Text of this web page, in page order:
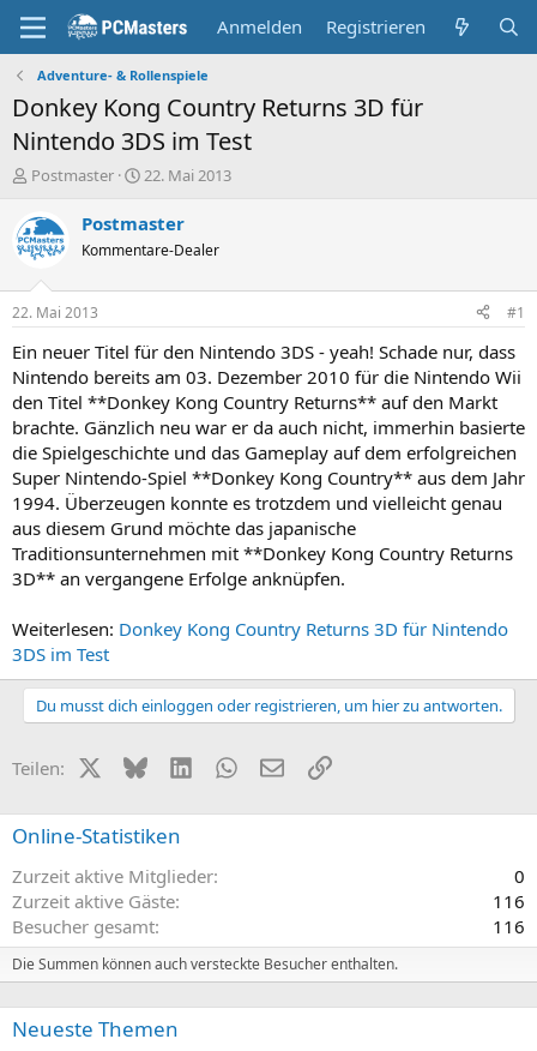
Anmelden Registrieren
Adventure- & Rollenspiele
Donkey Kong Country Returns 3D für
Nintendo 3DS im Test
E
s
t
e
e
r
Postmaster
E
s
e
t
a
22. Mai 2013
Postmaster
Kommentare-Dealer
22. Mai 2013 #1
Ein neuer Titel für den Nintendo 3DS - yeah! Schade nur, dass
Nintendo bereits am 03. Dezember 2010 für die Nintendo Wii
den Titel **Donkey Kong Country Returns** auf den Markt
brachte. Gänzlich neu war er da auch nicht, immerhin basierte
die Spielgeschichte und das Gameplay auf dem erfolgreichen
Super Nintendo-Spiel **Donkey Kong Country** aus dem Jahr
1994. Überzeugen konnte es trotzdem und vielleicht genau
aus diesem Grund möchte das japanische
Traditionsunternehmen mit **Donkey Kong Country Returns
3D** an vergangene Erfolge anknüpfen.
Weiterlesen: Donkey Kong Country Returns 3D für Nintendo
3DS im Test
Du musst dich einloggen oder registrieren, um hier zu antworten.
Teilen: X (Twitter)
BlueskyLinkedInWhatsApp
E-MailLink
Online-Statistiken
Zurzeit aktive Mitglieder
0
Zurzeit aktive Gäste
116
Besucher gesamt
116
Die Summen können auch versteckte Besucher enthalten.
Neueste Themen